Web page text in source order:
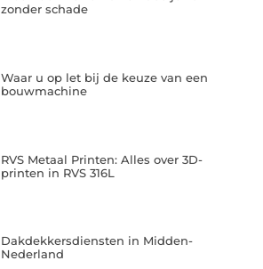
zonder schade
Waar u op let bij de keuze van een
bouwmachine
RVS Metaal Printen: Alles over 3D-
printen in RVS 316L
Dakdekkersdiensten in Midden-
Nederland